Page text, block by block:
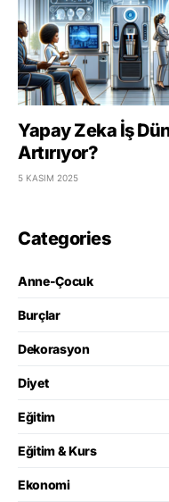
Yapay Zeka İş
Artırıyor?
5 KASIM 2025
Categories
Anne-Çocuk
Burçlar
Dekorasyon
Diyet
Eğitim
Eğitim & Kurs
Ekonomi